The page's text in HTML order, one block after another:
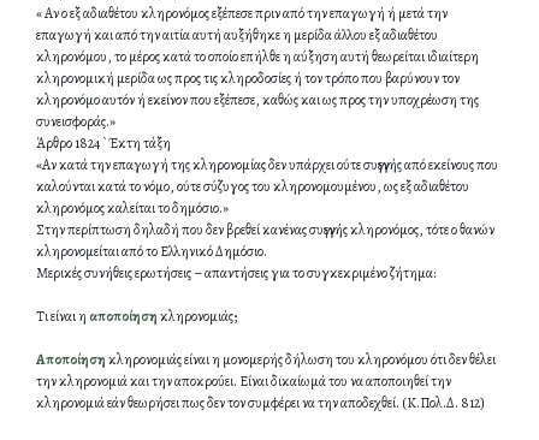
« Αν ο εξ αδιαθέτου κληρονόμος εξέπεσε πριν από την επαγωγή ή μετά την
επαγωγή και από την αιτία αυτή αυξήθηκε η μερίδα άλλου εξ αδιαθέτου
κληρονόμου, το μέρος κατά το οποίο επήλθε η αύξηση αυτή θεωρείται ιδιαίτερη
κληρονομική μερίδα ως προς τις κληροδοσίες ή τον τρόπο που βαρύνουν τον
κληρονόμο αυτόν ή εκείνον που εξέπεσε, καθώς και ως προς την υποχρέωση της
συνεισφοράς.»
Άρθρο 1824 `Έκτη τάξη
«Αν κατά την επαγωγή της κληρονομίας δεν υπάρχει ούτε συγγενής από εκείνους που
καλούνται κατά το νόμο, ούτε σύζυγος του κληρονομουμένου, ως εξ αδιαθέτου
κληρονόμος καλείται το δημόσιο.»
Στην περίπτωση δηλαδή που δεν βρεθεί κανένας συγγενής κληρονόμος, τότε ο θανών
κληρονομείται από το Ελληνικό Δημόσιο.
Μερικές συνήθεις ερωτήσεις – απαντήσεις για το συγκεκριμένο ζήτημα:
Τι είναι η αποποίησηκληρονομιάς;
Αποποίησηκληρονομιάς είναι η μονομερής δήλωση του κληρονόμου ότι δεν θέλει
την κληρονομιά και την αποκρούει. Είναι δικαίωμά του να αποποιηθεί την
κληρονομιά εάν θεωρήσει πως δεν τον συμφέρει να την αποδεχθεί. (Κ.Πολ.Δ. 812)